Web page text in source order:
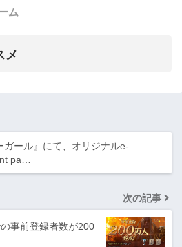
ム
メ
ガール』にて、オリジナルe-
pa…
次の記事
事前登録者数が200